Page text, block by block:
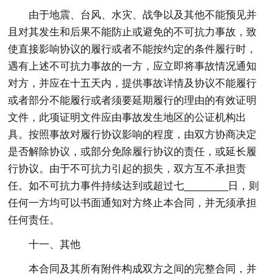
由于地震、台风、水灾、战争以及其他不能预见并
且对其发生和后果不能防止或避免的不可抗力事故，致
使直接影响协议的履行或者不能按约定的条件履行时，
遇有上述不可抗力事故的一方，应立即将事故情况通知
对方，并应在十五天内，提供事故详情及协议不能履行
或者部分不能履行或者须要延期履行的理由的有效证明
文件，此项证明文件应由事故发生地区的公证机构出
具。按照事故对履行协议影响的程度，由双方协商决定
是否解除协议，或部分免除履行协议的责任，或延长履
行协议。由于不可抗力引起的损失，双方互不承担责
任。如不可抗力事件持续达到或超过七________日，则
任何一方均可以书面通知对方终止本合同，并无须承担
任何责任。
十一、其他
本合同及其所有附件构成双方之间的完整合同，并